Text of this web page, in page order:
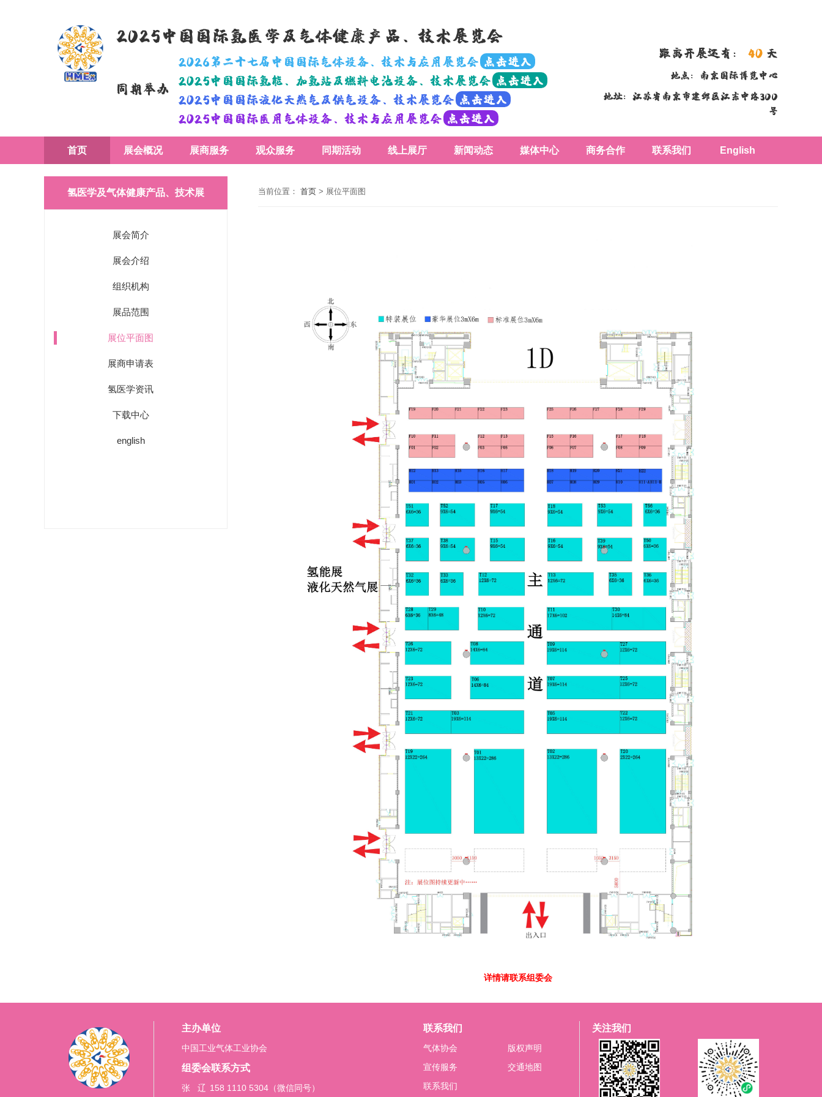
2025中国国际氢医学及气体健康产品、技术展览会
同期举办
2026第二十七届中国国际气体设备、技术与应用展览会 点击进入
2025中国国际氢能、加氢站及燃料电池设备、技术展览会 点击进入
2025中国国际液化天然气及供气设备、技术展览会 点击进入
2025中国国际医用气体设备、技术与应用展览会 点击进入
距离开展还有： 40 天
地点：南京国际博览中心
地址：江苏省南京市建邺区江东中路300
号
首页 展会概况 展商服务 观众服务 同期活动 线上展厅 新闻动态 媒体中心 商务合作 联系我们 English
氢医学及气体健康产品、技术展
展会简介
展会介绍
组织机构
展品范围
展位平面图
展商申请表
氢医学资讯
下载中心
english
当前位置： 首页 > 展位平面图
详情请联系组委会
主办单位
中国工业气体工业协会
组委会联系方式
张 辽 158 1110 5304（微信同号）
联系我们
气体协会
版权声明
宣传服务
交通地图
联系我们
关注我们